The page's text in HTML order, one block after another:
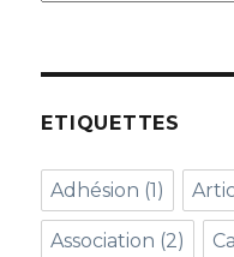
ETIQUETTES
Adhésion (1)
Association (2)